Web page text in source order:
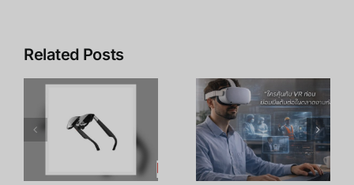
Related Posts
Metaverse:
โอกาสทองที่
คุณเตรียมตัว
เพิ่ม
ประสิทธิภาพ
การเรียนรู้
ของพนักงาน
ด้วย